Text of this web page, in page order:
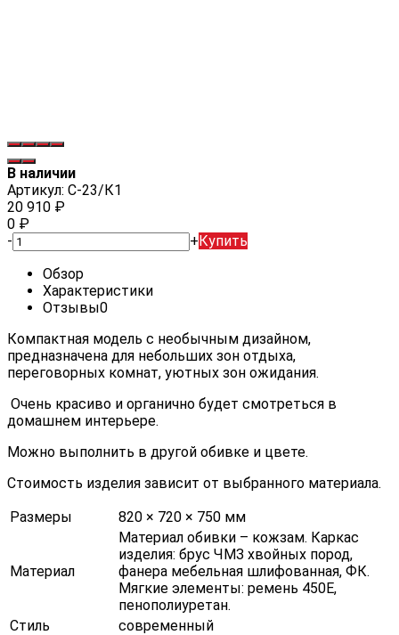
В наличии
Артикул: С-23/К1
20 910 ₽
0 ₽
-
+Купить
Обзор
Характеристики
Отзывы0
Компактная модель с необычным дизайном,
предназначена для небольших зон отдыха,
переговорных комнат, уютных зон ожидания.
Очень красиво и органично будет смотреться в
домашнем интерьере.
Можно выполнить в другой обивке и цвете.
Стоимость изделия зависит от выбранного материала.
Размеры
820 × 720 × 750 мм
Материал
Материал обивки – кожзам. Каркас
изделия: брус ЧМЗ хвойных пород,
фанера мебельная шлифованная, ФК.
Мягкие элементы: ремень 450Е,
пенополиуретан.
Стиль
современный